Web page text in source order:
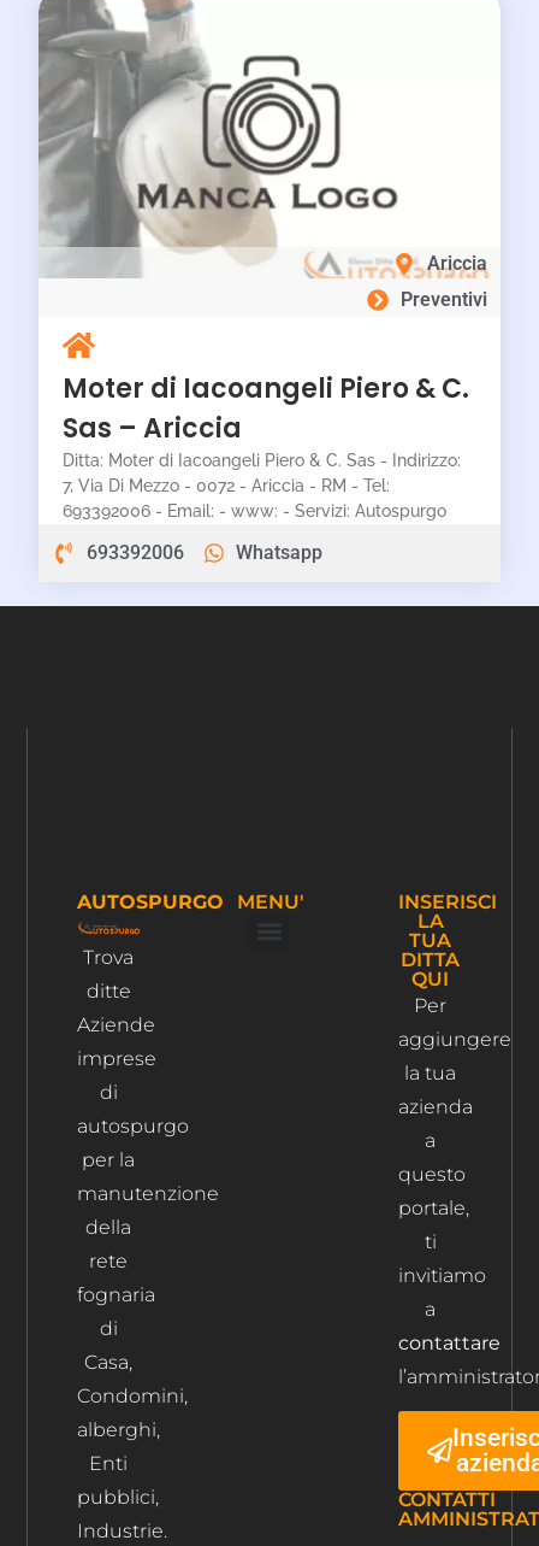
Ariccia
Preventivi
Moter di Iacoangeli Piero & C.
Sas – Ariccia
Ditta: Moter di Iacoangeli Piero & C. Sas - Indirizzo:
7, Via Di Mezzo - 0072 - Ariccia - RM - Tel:
693392006 - Email: - www: - Servizi: Autospurgo
693392006 Whatsapp
AUTOSPURGO
Trova
ditte
Aziende
imprese
di
autospurgo
per la
manutenzione
della
rete
fognaria
di
Casa,
Condomini,
alberghi,
Enti
pubblici,
Industrie.
MENU'
INSERISCI
LA
TUA
DITTA
QUI
Per
aggiungere
la tua
azienda
a
questo
portale,
ti
invitiamo
a
contattare
CONTATTI